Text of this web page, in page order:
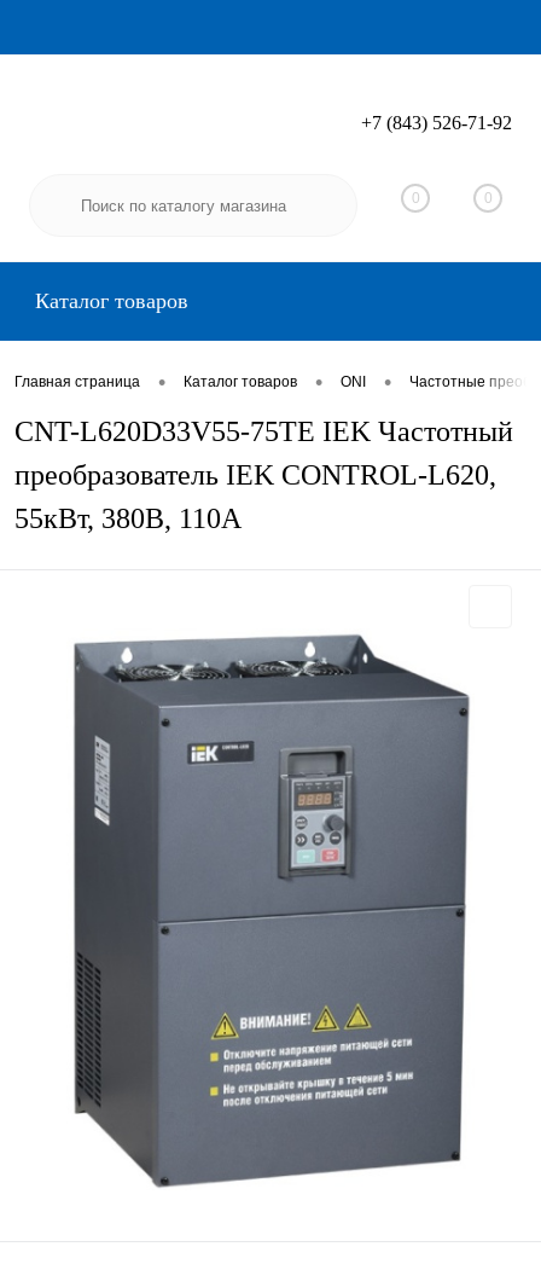
Вход Регистрация
+7 (843) 526-71-92
0 0
Каталог товаров
Главная страница • Каталог товаров • ONI • Частотные
CNT-L620D33V55-75TE IEK Частотный
преобразователь IEK CONTROL-L620,
55кВт, 380В, 110А